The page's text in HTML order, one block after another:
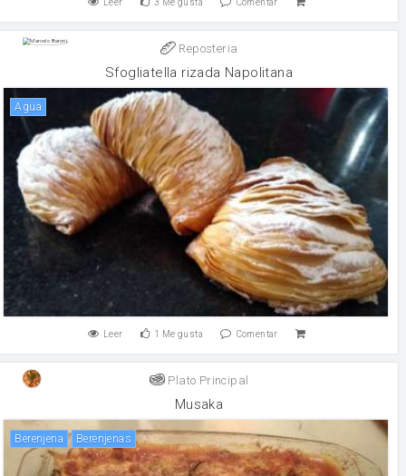
Leer 3 Me gusta Comentar
Reposteria
Sfogliatella rizada Napolitana
agua
Leer 1 Me gusta Comentar
Plato Principal
Musaka
Berenjena berenjenas